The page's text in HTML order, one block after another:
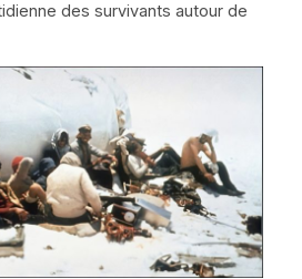
des survivants autour de